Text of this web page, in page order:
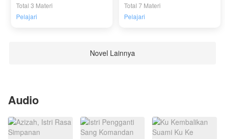
Total 3 Materi
Pelajari
Total 7 Materi
Pelajari
Novel Lainnya
Audio